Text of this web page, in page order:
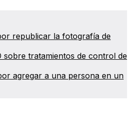
republicar la fotografía de
sobre tratamientos de control de
agregar a una persona en un